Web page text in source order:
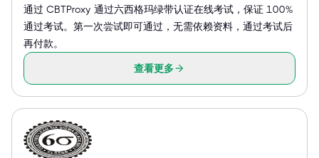
通过 CBTProxy 通过六西格玛绿带认证在线考试，保证 100%
通过考试。第一次尝试即可通过，无需依赖资料，通过考试后
再付款。
查看更多